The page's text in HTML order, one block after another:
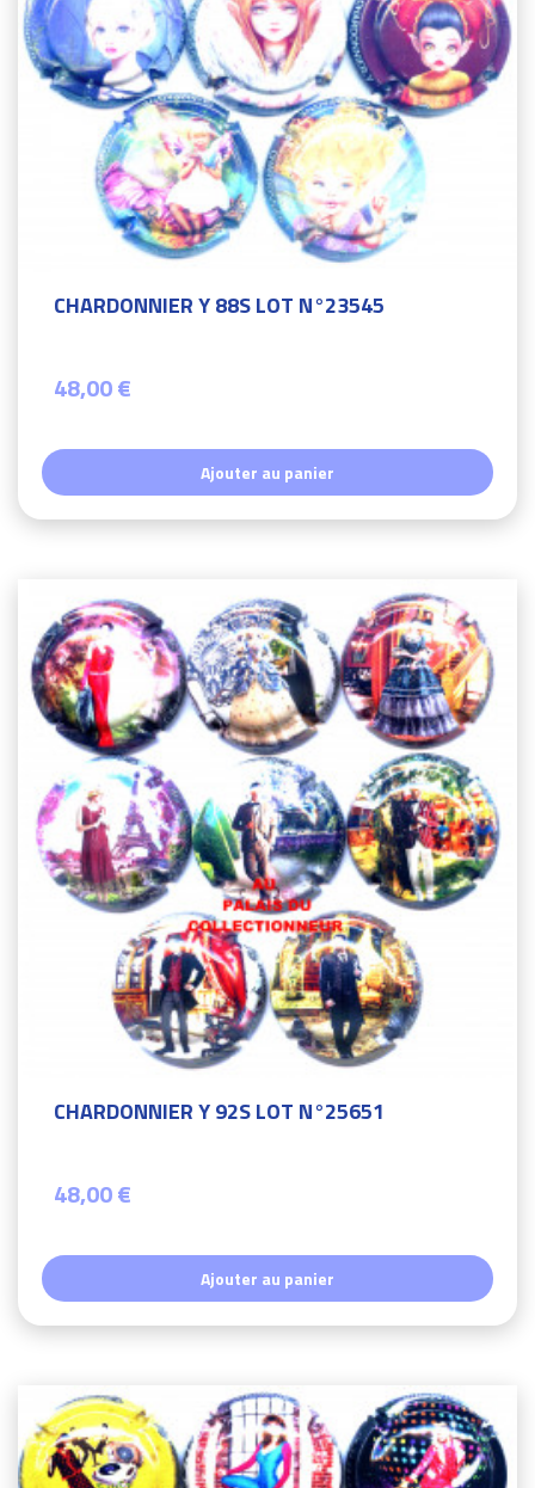
CHARDONNIER Y 88S LOT N°23545
48,00 €
Ajouter au panier
CHARDONNIER Y 92S LOT N°25651
48,00 €
Ajouter au panier